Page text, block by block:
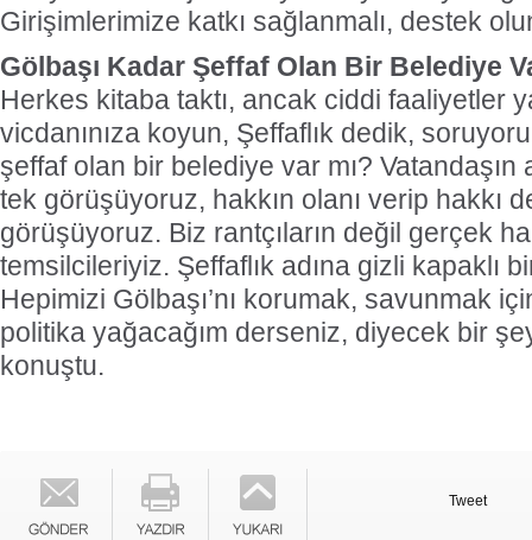
Girişimlerimize katkı sağlanmalı, destek
Gölbaşı Kadar Şeffaf Olan Bir Belediye
Herkes kitaba taktı, ancak ciddi faaliyetler
vicdanınıza koyun, Şeffaflık dedik,
şeffaf olan bir belediye var mı? Vatandaşın
tek görüşüyoruz, hakkın olanı verip hakkı
görüşüyoruz. Biz rantçıların değil gerçek
temsilcileriyiz. Şeffaflık adına gizli kapaklı
Hepimizi Gölbaşı’nı korumak, savunmak
politika yağacağım derseniz, diyecek bir
konuştu.
Tweet